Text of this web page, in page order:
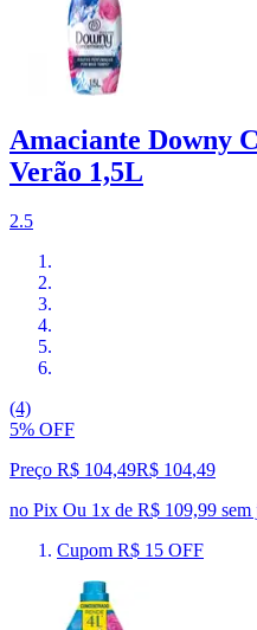
Amaciante Downy
Verão 1,5L
2.5
(4)
5% OFF
Preço R$ 104,49R$ 104,49
no Pix Ou 1x de R$ 109,99 sem
Cupom R$ 15 OFF